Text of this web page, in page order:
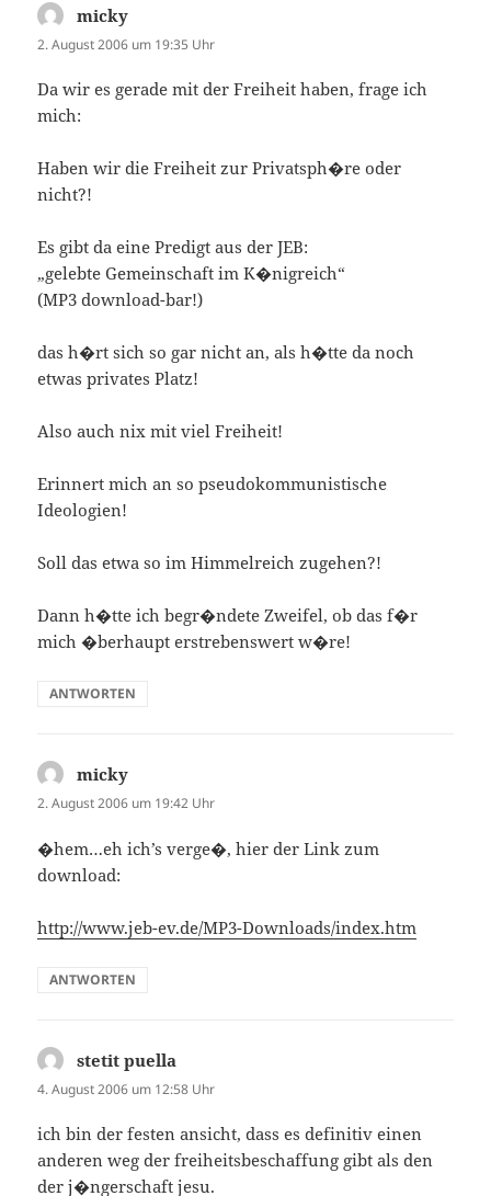
micky
2. August 2006 um 19:35 Uhr
Da wir es gerade mit der Freiheit haben, frage ich
mich:
Haben wir die Freiheit zur Privatsph�re oder
nicht?!
Es gibt da eine Predigt aus der JEB:
„gelebte Gemeinschaft im K�nigreich“
(MP3 download-bar!)
das h�rt sich so gar nicht an, als h�tte da noch
etwas privates Platz!
Also auch nix mit viel Freiheit!
Erinnert mich an so pseudokommunistische
Ideologien!
Soll das etwa so im Himmelreich zugehen?!
Dann h�tte ich begr�ndete Zweifel, ob das f�r
mich �berhaupt erstrebenswert w�re!
ANTWORTEN
micky
2. August 2006 um 19:42 Uhr
�hem…eh ich’s verge�, hier der Link zum
download:
http://www.jeb-ev.de/MP3-Downloads/index.htm
ANTWORTEN
stetit puella
4. August 2006 um 12:58 Uhr
ich bin der festen ansicht, dass es definitiv einen
anderen weg der freiheitsbeschaffung gibt als den
der j�ngerschaft jesu.